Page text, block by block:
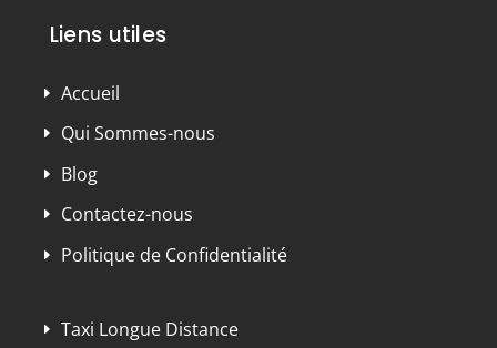
Liens utiles
Accueil
Qui Sommes-nous
Blog
Contactez-nous
Politique de Confidentialité
Taxi Longue Distance